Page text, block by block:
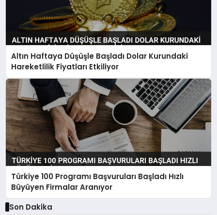
Altın Haftaya Düşüşle Başladı Dolar Kurundaki
Hareketlilik Fiyatları Etkiliyor
Türkiye 100 Programı Başvuruları Başladı Hızlı
Büyüyen Firmalar Aranıyor
Son Dakika